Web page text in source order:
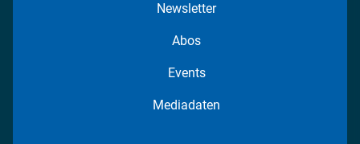
Newsletter
Abos
Events
Mediadaten